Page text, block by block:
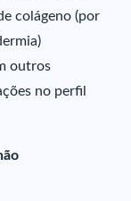
colágeno (por
outros
no perfil